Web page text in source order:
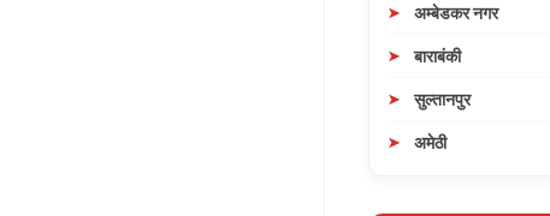
अम्बेडकर नगर
बाराबंकी
सुल्तानपुर
अमेठी